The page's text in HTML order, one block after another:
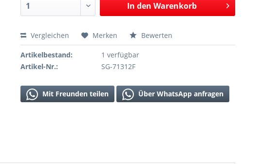
In den Warenkorb
Vergleichen Merken Bewerten
Artikelbestand:
1 verfügbar
Artikel-Nr.:
SG-71312F
Mit Freunden teilen Über WhatsApp anfragen